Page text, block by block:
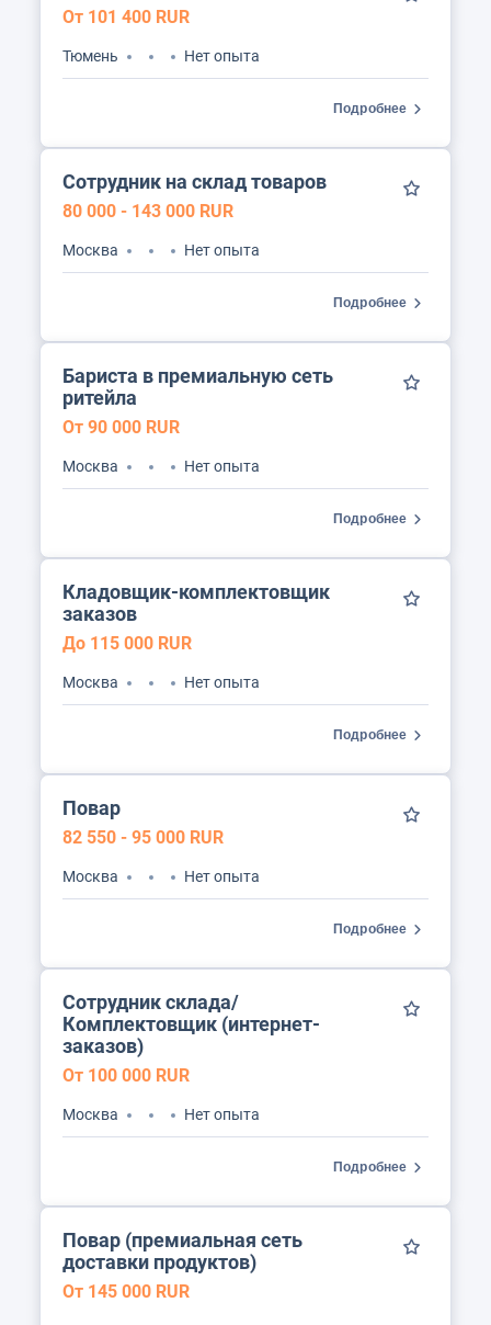
От 101 400 RUR
Тюмень Нет опыта
Подробнее
Сотрудник на склад товаров
80 000 - 143 000 RUR
Москва Нет опыта
Подробнее
Бариста в премиальную сеть
ритейла
От 90 000 RUR
Москва Нет опыта
Подробнее
Кладовщик-комплектовщик
заказов
До 115 000 RUR
Москва Нет опыта
Подробнее
Повар
82 550 - 95 000 RUR
Москва Нет опыта
Подробнее
Сотрудник склада/
Комплектовщик (интернет-
заказов)
От 100 000 RUR
Москва Нет опыта
Подробнее
Повар (премиальная сеть
доставки продуктов)
От 145 000 RUR